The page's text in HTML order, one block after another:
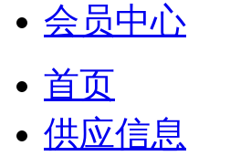
会员中心
首页
供应信息